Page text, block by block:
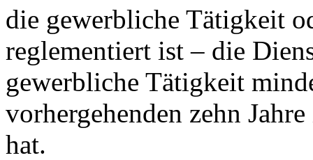
die gewerbliche Tätigkeit
reglementiert ist – die
gewerbliche Tätigkeit
vorhergehenden zehn
hat.